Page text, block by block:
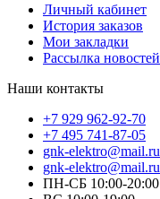
Личный кабинет
История заказов
Мои закладки
Рассылка новостей
Наши контакты
+7 929 962-92-70
+7 495 741-87-05
gnk-elektro@mail.ru
gnk-elektro@mail.ru
ПН-СБ 10:00-20:00